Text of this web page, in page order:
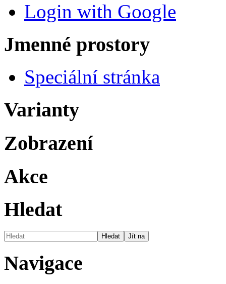
Login with Google
Jmenné prostory
Speciální stránka
Varianty
Zobrazení
Akce
Hledat
Navigace